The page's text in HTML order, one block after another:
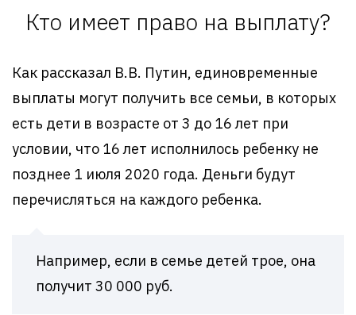
Кто имеет право на выплату?
Как рассказал В.В. Путин, единовременные
выплаты могут получить все семьи, в которых
есть дети в возрасте от 3 до 16 лет при
условии, что 16 лет исполнилось ребенку не
позднее 1 июля 2020 года. Деньги будут
перечисляться на каждого ребенка.
Например, если в семье детей трое, она
получит 30 000 руб.